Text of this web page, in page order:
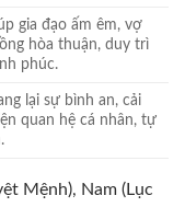
gia đạo ấm êm, vợ
hòa thuận, duy trì
phúc.
lại sự bình an, cải
quan hệ cá nhân, tự
Mệnh), Nam (Lục